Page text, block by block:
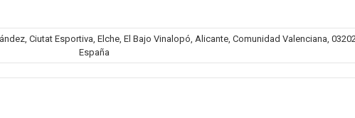
Ciutat Esportiva, Elche, El Bajo Vinalopó, Alicante, Comunidad Valenciana,
España